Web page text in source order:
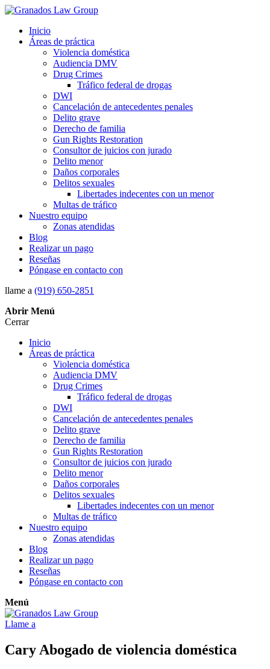
Inicio
Áreas de práctica
Violencia doméstica
Audiencia DMV
Drug Crimes
Tráfico federal de drogas
DWI
Cancelación de antecedentes penales
Delito grave
Derecho de familia
Gun Rights Restoration
Consultor de juicios con jurado
Delito menor
Daños corporales
Delitos sexuales
Libertades indecentes con un menor
Multas de tráfico
Nuestro equipo
Zonas atendidas
Blog
Realizar un pago
Reseñas
Póngase en contacto con
llame a (919) 650-2851
Abrir Menú
Cerrar
Inicio
Áreas de práctica
Violencia doméstica
Audiencia DMV
Drug Crimes
Tráfico federal de drogas
DWI
Cancelación de antecedentes penales
Delito grave
Derecho de familia
Gun Rights Restoration
Consultor de juicios con jurado
Delito menor
Daños corporales
Delitos sexuales
Libertades indecentes con un menor
Multas de tráfico
Nuestro equipo
Zonas atendidas
Blog
Realizar un pago
Reseñas
Póngase en contacto con
Menú
Llame a
Cary Abogado de violencia doméstica